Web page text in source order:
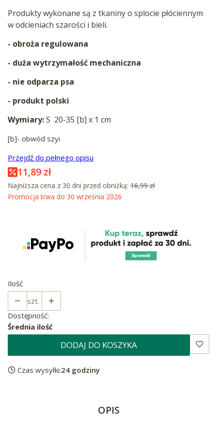
Produkty wykonane są z tkaniny o splocie płóciennym
w odcieniach szarości i bieli.
- obroża regulowana
- duża wytrzymałość mechaniczna
- nie odparza psa
- produkt polski
Wymiary:S 20-35 [b] x 1 cm
[b]- obwód szyi
Przejdź do pełnego opisu
11,89 zł
Najniższa cena z 30 dni przed obniżką: 16,99 zł
Promocja trwa do 30 września 2026
Ilość
szt.
Dostępność:
Średnia ilość
DODAJ DO KOSZYKA
Czas wysyłki:24 godziny
OPIS